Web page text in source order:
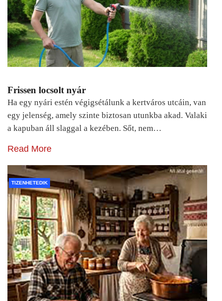
Frissen locsolt nyár
Ha egy nyári estén végigsétálunk a kertváros utcáin, van
egy jelenség, amely szinte biztosan utunkba akad. Valaki
a kapuban áll slaggal a kezében. Sőt, nem…
Read More
TIZENHETEDIK